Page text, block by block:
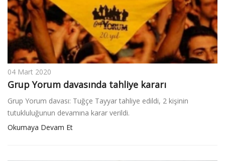
v
i
g
a
t
i
o
n
04 Mart 2020
Grup Yorum davasında tahliye kararı
Grup Yorum davası: Tuğçe Tayyar tahliye edildi, 2 kişinin
tutukluluğunun devamına karar verildi.
Okumaya Devam Et